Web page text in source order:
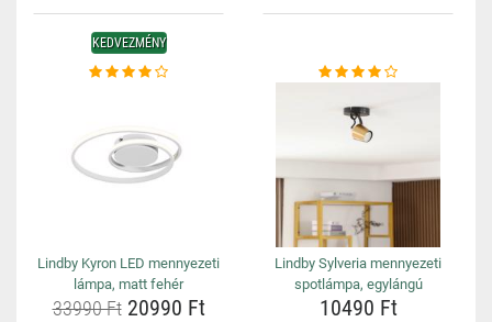
KEDVEZMÉNY
Lindby Kyron LED mennyezeti
lámpa, matt fehér
33990 Ft20990 Ft
Lindby Sylveria mennyezeti
spotlámpa, egylángú
10490 Ft